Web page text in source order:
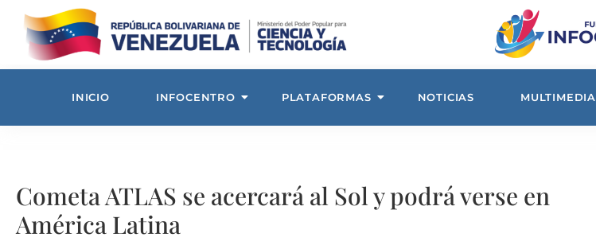
INICIO INFOCENTRO PLATAFORMAS NOTICIAS MULTIMEDIA
Cometa ATLAS se acercará al Sol y podrá verse en
América Latina